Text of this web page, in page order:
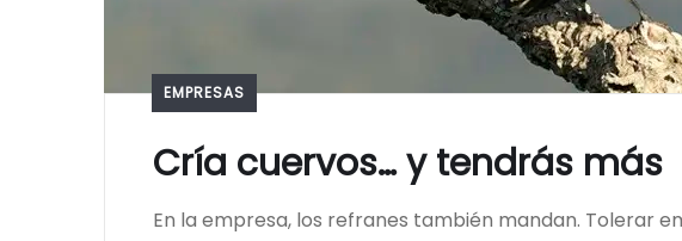
EMPRESAS
Cría cuervos… y tendrás más
En la empresa, los refranes también mandan. Tolerar